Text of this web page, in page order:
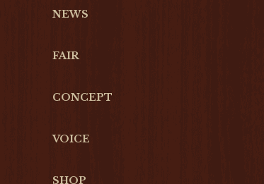
NEWS
FAIR
CONCEPT
VOICE
SHOP